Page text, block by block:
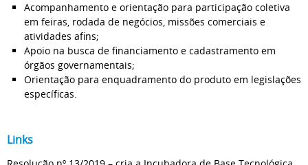
Acompanhamento e orientação para participação coletiva
em feiras, rodada de negócios, missões comerciais e
atividades afins;
Apoio na busca de financiamento e cadastramento em
órgãos governamentais;
Orientação para enquadramento do produto em legislações
específicas.
Links